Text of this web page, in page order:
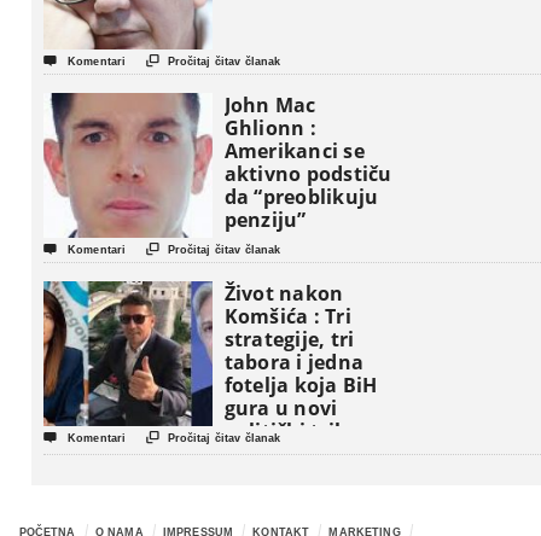
 Komentari  Pročitaj čitav članak
John Mac
Ghlionn :
Amerikanci se
aktivno podstiču
da “preoblikuju
penziju”
 Komentari  Pročitaj čitav članak
Život nakon
Komšića : Tri
strategije, tri
tabora i jedna
fotelja koja BiH
gura u novi
politički triler
 Komentari  Pročitaj čitav članak
POČETNA O NAMA IMPRESSUM KONTAKT MARKETING